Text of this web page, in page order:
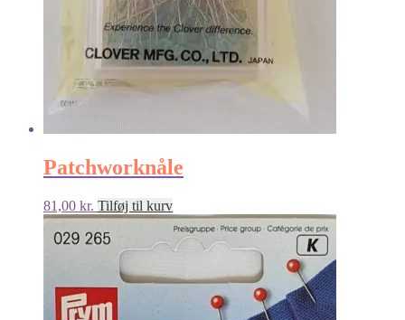
Patchworknåle
81,00 kr. Tilføj til kurv